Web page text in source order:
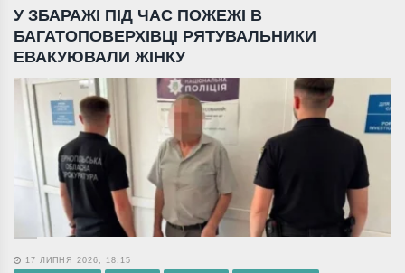
У ЗБАРАЖІ ПІД ЧАС ПОЖЕЖІ В
БАГАТОПОВЕРХІВЦІ РЯТУВАЛЬНИКИ
ЕВАКУЮВАЛИ ЖІНКУ
17 ЛИПНЯ 2026, 18:15